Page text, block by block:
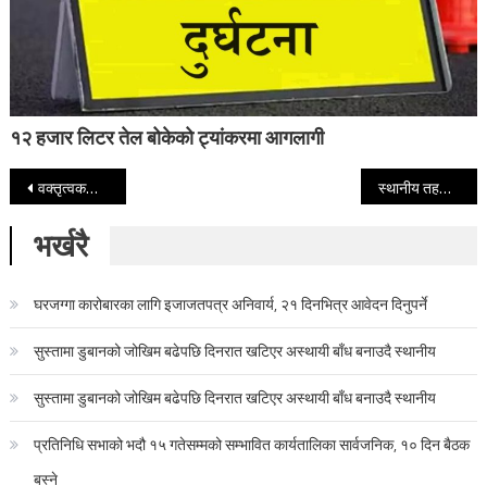
१२ हजार लिटर तेल बोकेको ट्यांकरमा आगलागी
Post navigation
वक्तृत्वकला र निबन्ध प्रतियोगिताका विजेतालाई पाकिस्तानी दूतावासको पुरस्कार स्थानीय तहमा जनप्रतिनिधि र कर्मचारीबिचको द्वन्द्व समाधान गर्न उच्चस्तरीय समिति गठन
भर्खरै
घरजग्गा कारोबारका लागि इजाजतपत्र अनिवार्य, २१ दिनभित्र आवेदन दिनुपर्ने
सुस्तामा डुबानको जोखिम बढेपछि दिनरात खटिएर अस्थायी बाँध बनाउदै स्थानीय
सुस्तामा डुबानको जोखिम बढेपछि दिनरात खटिएर अस्थायी बाँध बनाउदै स्थानीय
प्रतिनिधि सभाको भदौ १५ गतेसम्मको सम्भावित कार्यतालिका सार्वजनिक, १० दिन बैठक
बस्ने